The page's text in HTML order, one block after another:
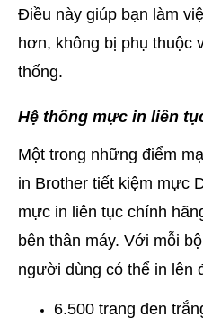
Điều này giúp bạn làm
hơn, không bị phụ thuộc
thống.
Hệ thống mực in liên
Một trong những điểm
in Brother tiết kiệm mực
mực in liên tục chính
bên thân máy. Với mỗi
người dùng có thể in lên
6.500 trang đen